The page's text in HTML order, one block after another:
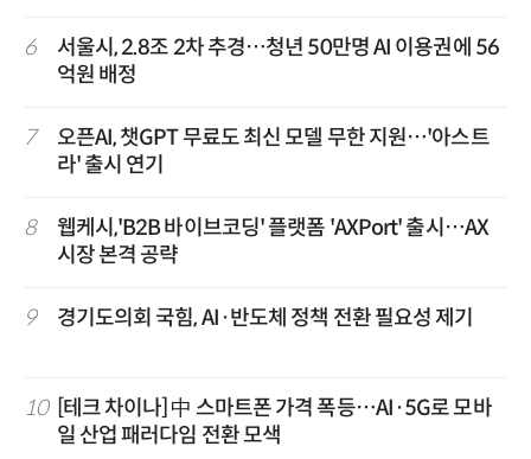
6
서울시, 2.8조 2차 추경…청년 50만명 AI 이용권에 56
억원 배정
7
오픈AI, 챗GPT 무료도 최신 모델 무한 지원…'아스트
라' 출시 연기
8
웹케시,'B2B 바이브코딩' 플랫폼 'AXPort' 출시…AX
시장 본격 공략
9 경기도의회 국힘, AI·반도체 정책 전환 필요성 제기
10
[테크 차이나] 中 스마트폰 가격 폭등…AI·5G로 모바
일 산업 패러다임 전환 모색